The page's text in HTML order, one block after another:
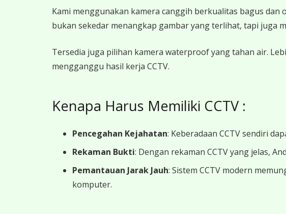
Kami menggunakan kamera canggih berkualitas bagus dan
bukan sekedar menangkap gambar yang terlihat, tapi juga
Tersedia juga pilihan kamera waterproof yang tahan air.
mengganggu hasil kerja CCTV.
Kenapa Harus Memiliki CCTV :
Pencegahan Kejahatan: Keberadaan CCTV sendiri
Rekaman Bukti: Dengan rekaman CCTV yang jelas,
Pemantauan Jarak Jauh: Sistem CCTV modern
komputer.